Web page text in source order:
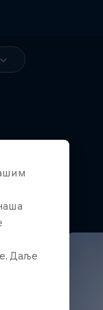
Даље